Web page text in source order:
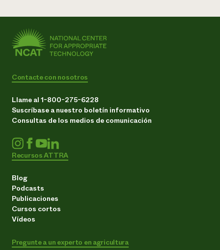
Contacte con nosotros
Llame al 1-800-275-6228
Suscríbase a nuestro boletín informativo
Consultas de los medios de comunicación
Recursos ATTRA
Blog
Podcasts
Publicaciones
Cursos cortos
Vídeos
Pregunte a un experto en agricultura